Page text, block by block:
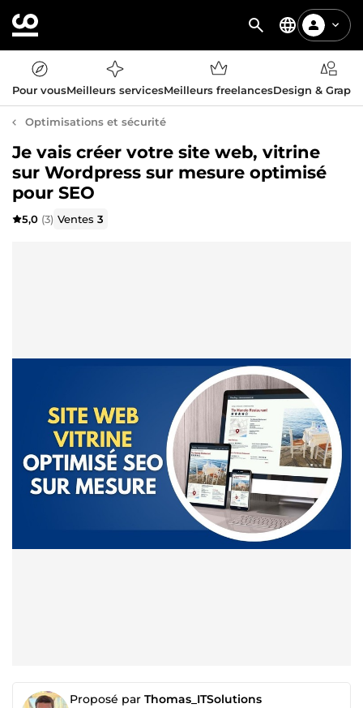
Pour vousMeilleurs servicesMeilleurs freelancesDesign &
Optimisations et sécurité
Je vais créer votre site web, vitrine
sur Wordpress sur mesure optimisé
pour SEO
5,0 (3) Ventes3
Proposé par Thomas_ITSolutions